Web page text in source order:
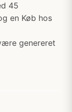
45
en Køb hos
genereret